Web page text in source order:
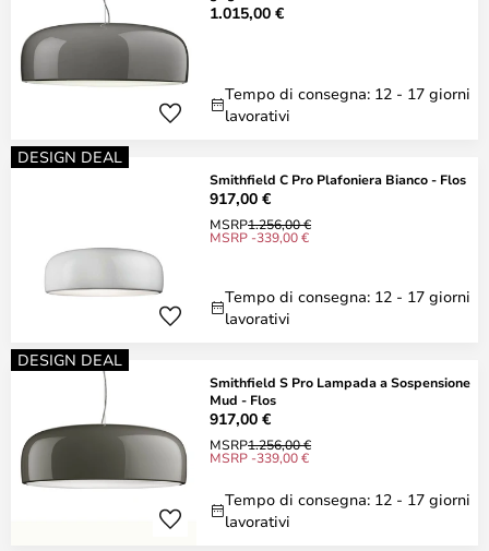
1.015,00 €
Tempo di consegna: 12 - 17 giorni
lavorativi
DESIGN DEAL
Smithfield C Pro Plafoniera Bianco - Flos
917,00 €
MSRP1.256,00 €
MSRP -339,00 €
Tempo di consegna: 12 - 17 giorni
lavorativi
DESIGN DEAL
Smithfield S Pro Lampada a Sospensione
Mud - Flos
917,00 €
MSRP1.256,00 €
MSRP -339,00 €
Tempo di consegna: 12 - 17 giorni
lavorativi